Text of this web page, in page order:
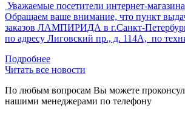
Уважаемые посетители интернет-
Обращаем ваше внимание, что пункт
заказов ЛАМПИРИДА в г.Санкт-
по адресу Лиговский пр., д. 114А, по
Читать все новости
По любым вопросам Вы можете
нашими менеджерами по телефону